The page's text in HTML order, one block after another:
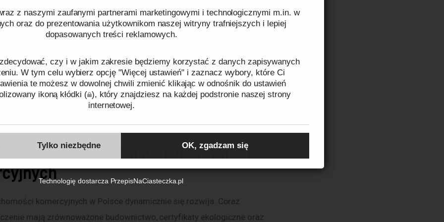
z naszymi zaufanymi partnerami marketingowymi i technologicznymi m.in. w
oraz do prezentowania użytkownikom naszej witryny trafniejszych i lepiej
dopasowanych treści reklamowych.
czy i w jakim zakresie będziemy korzystać z danych zapisywanych
W tym celu wybierz opcję "Więcej ustawień" i zaznacz wybory, które Ci
te możesz w dowolnej chwili zmienić klikając w odnośnik do ustawień
ikoną kłódki ( ), który znajdziesz na każdej podstronie naszej strony
internetowej.
cookies oraz tego, w jaki sposób przetwarzamy dane przeczytasz wInformacji
o plikach cookiesoraz naszej Polityce prywatności.
Identyfikator zgody:ID08986260806223942
Tylko niezbędne OK, zgadzam się
Technologię dostarcza PrzepisNaCiasteczka.pl
pracownikom wygodny dojazd, a partnerom biznesowym łatwy
firmy.
wpływa także na ich wartość rynkową. Dobrze zlokalizowane
komercyjne są bardziej odporne na wahania rynku i stanowią
lokaty kapitału. Z tego względu oferta Metropolis przyciąga nie
trendy na rynku nieruchomości
komercyjnych w Polsce dynamicznie się rozwija. Coraz
mają zrównoważone budownictwo, certyfikaty ekologiczne oraz